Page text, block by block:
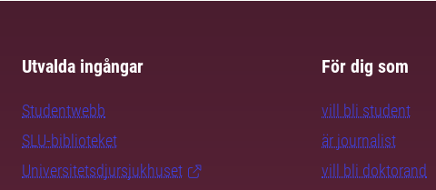
Utvalda ingångar
Studentwebb
SLU-biblioteket
Universitetsdjursjukhuset
För dig som
vill bli student
är journalist
vill bli doktorand